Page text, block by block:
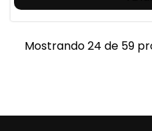
Mostrando 24 de 59